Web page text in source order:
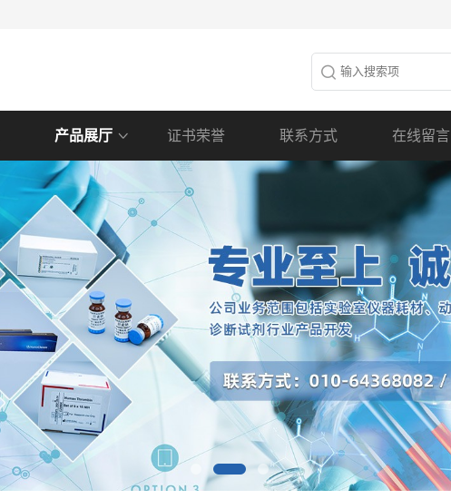
产品展厅 证书荣誉 联系方式 在线留言